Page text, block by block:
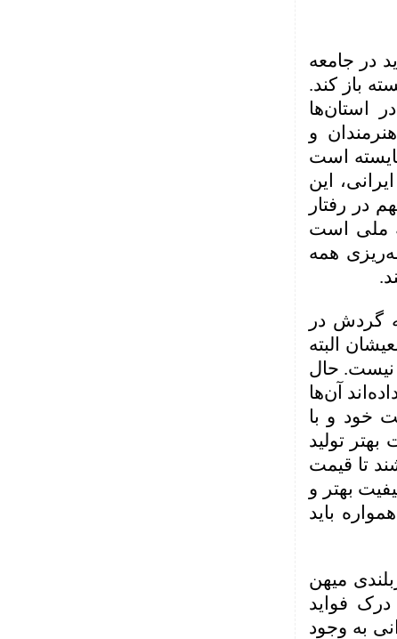
در جامعه
باز کند.
استان‌ها
و
است
این
در رفتار
ملی است
همه
گردش در
البته
حال
آن‌ها
خود و با
بهتر تولید
تا قیمت
بهتر و
باید
میهن
فواید
به وجود